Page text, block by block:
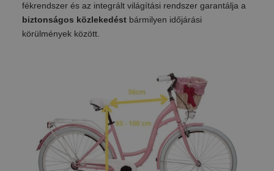
fékrendszer és az integrált világítási rendszer garantálja a
biztonságos közlekedéstbármilyen időjárási
körülmények között.